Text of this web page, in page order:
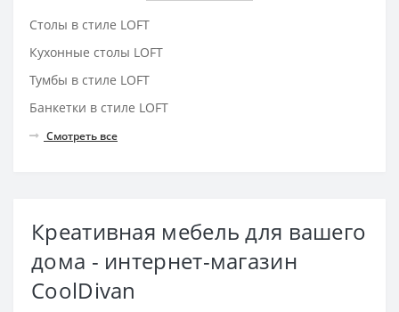
Столы в стиле LOFT
Кухонные столы LOFT
Тумбы в стиле LOFT
Банкетки в стиле LOFT
Смотреть все
Креативная мебель для вашего
дома - интернет-магазин
CoolDivan